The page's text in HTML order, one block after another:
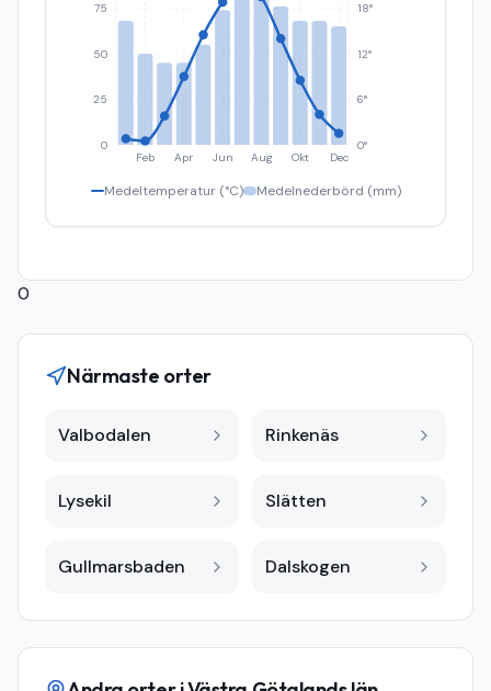
Feb Apr Jun Aug Okt Dec
0
25
50
75
0°
6°
12°
18°
Medeltemperatur (°C) Medelnederbörd (mm)
0
Närmaste orter
Valbodalen Rinkenäs
Lysekil Slätten
Gullmarsbaden Dalskogen